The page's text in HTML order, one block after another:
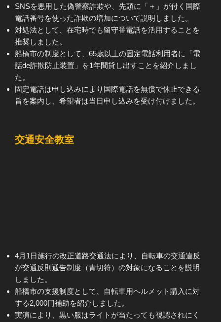
SNSを悪用した偽警察詐欺や、先頭に「＋」が付く国際
電話番号を使った詐欺の増加について説明しました。
対処法として、在宅時でも留守番電話を活用することを
推奨しました。
船橋市の制度として、65歳以上の固定電話利用者に「電
話de詐欺防止装置」を1年間貸し出すことを紹介しまし
た。
固定電話は申し込みにより国際電話を無償で休止できる
旨を案内し、希望者は当日申し込みを受け付けました。
交通安全教室
4月1日施行の改正道路交通法により、自転車の交通違反
が交通反則通告制度（青切符）の対象になることを説明
しました。
船橋市の支援制度として、自転車用ヘルメット購入に対
する2,000円補助を紹介しました。
実演により、黒い服はライトが当たっても視認されにく